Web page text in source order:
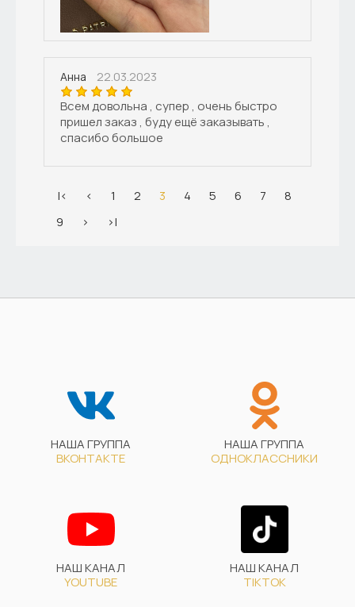
Анна
22.03.2023
Всем довольна , супер , очень быстро
пришел заказ , буду ещё заказывать ,
спасибо большое
|< < 1 2 3 4 5 6 7
8
9
> >|
НАША ГРУППА
ВКОНТАКТЕ
НАША ГРУППА
ОДНОКЛАССНИКИ
НАШ КАНАЛ
YOUTUBE
НАШ КАНАЛ
TIKTOK